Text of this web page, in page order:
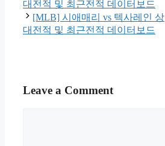
대전적 및 최근전적 데이터보드
[MLB] 시애매리 vs 텍사레인 상
대전적 및 최근전적 데이터보드
Leave a Comment